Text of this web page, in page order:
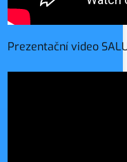
Prezentační video